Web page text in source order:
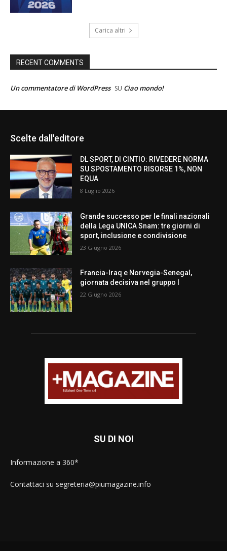
Carica altri
RECENT COMMENTS
Un commentatore di WordPress SU Ciao mondo!
Scelte dall'editore
DL SPORT, DI CINTIO: RIVEDERE NORMA
SU SPOSTAMENTO RISORSE 1%, NON
EQUA
8 Luglio 2026
Grande successo per le finali nazionali
della Lega UNICA Snam: tre giorni di
sport, inclusione e condivisione
23 Giugno 2026
Francia-Iraq e Norvegia-Senegal,
giornata decisiva nel gruppo I
22 Giugno 2026
SU DI NOI
Informazione a 360*
Contattaci su segreteria@piumagazine.info